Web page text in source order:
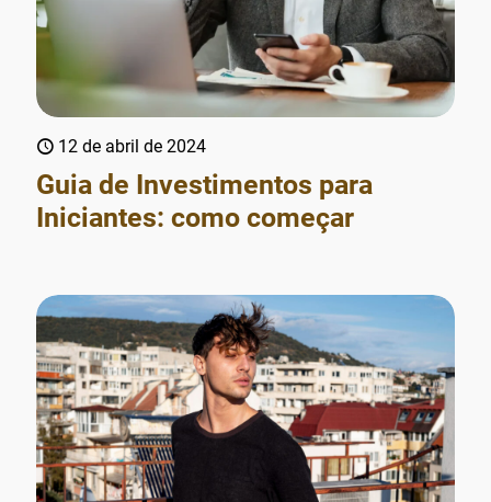
12 de abril de 2024
Guia de Investimentos para
Iniciantes: como começar